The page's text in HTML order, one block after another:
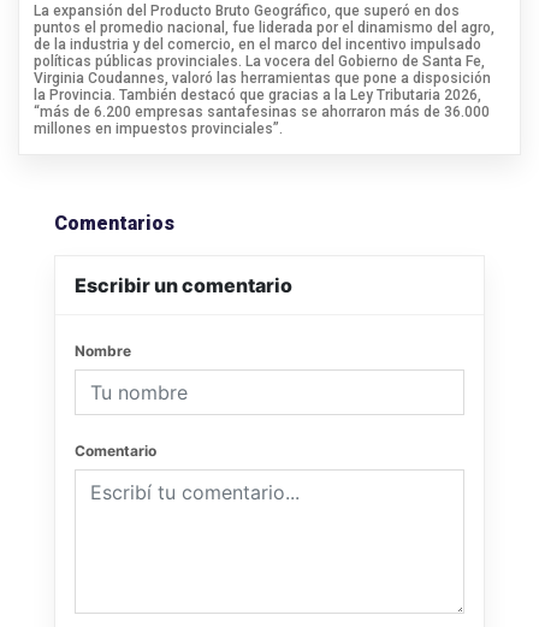
La expansión del Producto Bruto Geográfico, que superó en dos
puntos el promedio nacional, fue liderada por el dinamismo del agro,
de la industria y del comercio, en el marco del incentivo impulsado
políticas públicas provinciales. La vocera del Gobierno de Santa Fe,
Virginia Coudannes, valoró las herramientas que pone a disposición
la Provincia. También destacó que gracias a la Ley Tributaria 2026,
“más de 6.200 empresas santafesinas se ahorraron más de 36.000
millones en impuestos provinciales”.
Comentarios
Escribir un comentario
Nombre
Comentario